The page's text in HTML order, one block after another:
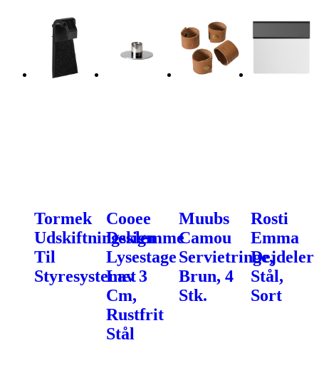
Tormek
Udskiftningsklemme
Til
Styresystemet
Cooee
Design
Lysestage
Lav 3
Cm,
Rustfrit
Stål
Muubs
Camou
Servietringe,
Brun, 4
Stk.
Rosti
Emma
Dejdeler
Stål,
Sort